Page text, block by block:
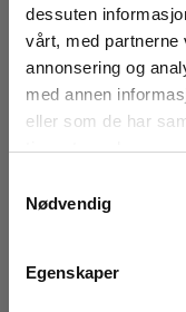
dessuten
vårt, med partnerne
annonsering og
med annen
eller som de har
tjenestene deres.
Nødvendig
Egenskaper
Oppdatering
5 ganger/sek.
Auto av
Batteri
4 stk. AA (LR6)
Mål
EAN 5706445140398
EL.NR 8022312
På sentrallager
250,00 NOK
Les mer